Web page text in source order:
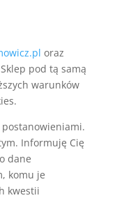
oraz
pod tą samą
warunków
postanowieniami.
Informuję Cię
dane
komu je
kwestii